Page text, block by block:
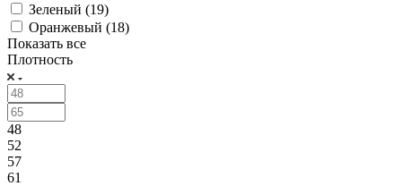
Зеленый (19)
Оранжевый (18)
Показать все
Плотность
48
52
57
61